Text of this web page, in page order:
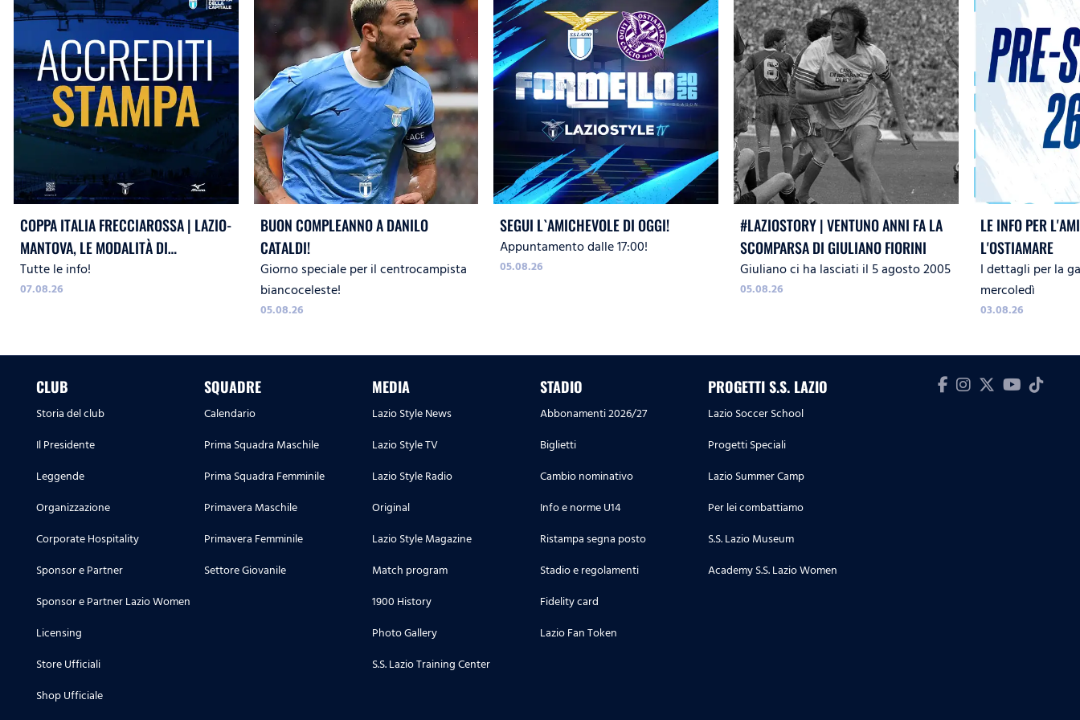
COPPA ITALIA FRECCIAROSSA | LAZIO-
MANTOVA, LE MODALITÀ DI
ACCREDITO
Tutte le info!
07.08.26
BUON COMPLEANNO A DANILO
CATALDI!
Giorno speciale per il centrocampista
biancoceleste!
05.08.26
SEGUI L`AMICHEVOLE DI OGGI!
Appuntamento dalle 17:00!
05.08.26
#LAZIOSTORY | VENTUNO ANNI FA LA
SCOMPARSA DI GIULIANO FIORINI
Giuliano ci ha lasciati il 5 agosto 2005
05.08.26
LE INFO PER
L'OSTIAMARE
I dettagli per la
mercoledì
03.08.26
CLUB
Storia del club
Il Presidente
Leggende
Organizzazione
Corporate Hospitality
Sponsor e Partner
Sponsor e Partner Lazio Women
Licensing
Store Ufficiali
Shop Ufficiale
SQUADRE
Calendario
Prima Squadra Maschile
Prima Squadra Femminile
Primavera Maschile
Primavera Femminile
Settore Giovanile
MEDIA
Lazio Style News
Lazio Style TV
Lazio Style Radio
Original
Lazio Style Magazine
Match program
1900 History
Photo Gallery
S.S. Lazio Training Center
STADIO
Abbonamenti 2026/27
Biglietti
Cambio nominativo
Info e norme U14
Ristampa segna posto
Stadio e regolamenti
Fidelity card
Lazio Fan Token
PROGETTI S.S. LAZIO
Lazio Soccer School
Progetti Speciali
Lazio Summer Camp
Per lei combattiamo
S.S. Lazio Museum
Academy S.S. Lazio Women